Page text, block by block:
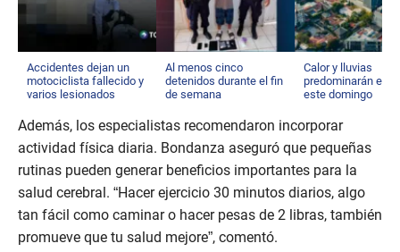
Accidentes dejan un
motociclista fallecido y
varios lesionados
Al menos cinco
detenidos durante el fin
de semana
Calor y lluvias
predominarán el
este domingo
Además, los especialistas recomendaron incorporar
actividad física diaria. Bondanza aseguró que pequeñas
rutinas pueden generar beneficios importantes para la
salud cerebral. “Hacer ejercicio 30 minutos diarios, algo
tan fácil como caminar o hacer pesas de 2 libras, también
promueve que tu salud mejore”, comentó.